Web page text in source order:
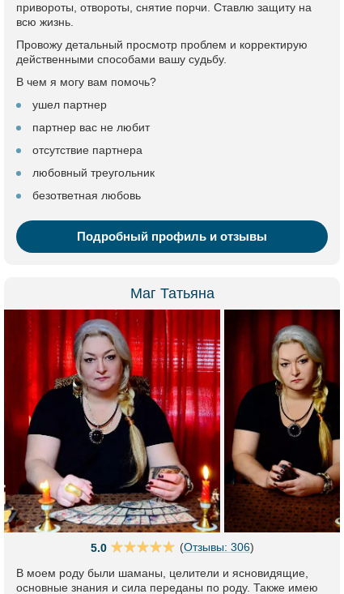
привороты, отвороты, снятие порчи. Ставлю защиту на
всю жизнь.
Провожу детальный просмотр проблем и корректирую
действенными способами вашу судьбу.
В чем я могу вам помочь?
ушел партнер
партнер вас не любит
отсутствие партнера
любовный треугольник
безответная любовь
Подробный профиль и отзывы
Маг Татьяна
5.0 (Отзывы: 306)
В моем роду были шаманы, целители и ясновидящие,
основные знания и сила переданы по роду. Также имею